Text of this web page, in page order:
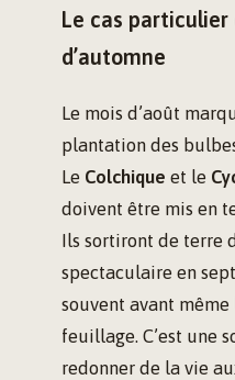
Le cas particulier
d’automne
Le mois d’août
plantation des
Le Colchique et le
doivent être mis en
Ils sortiront de terre
spectaculaire en
souvent avant
feuillage. C’est une
redonner de la vie